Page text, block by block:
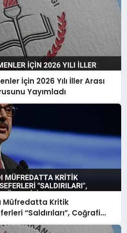
İçin 2026 Yılı İller Arası
Yayımladı
Müfredatta Kritik
“Saldırıları”, Coğrafi
Oldu